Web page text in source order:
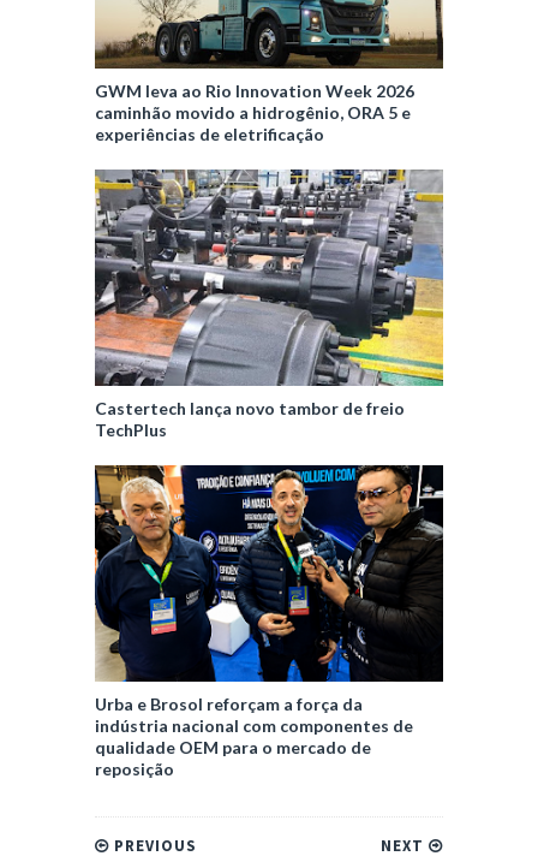
GWM leva ao Rio Innovation Week 2026
caminhão movido a hidrogênio, ORA 5 e
experiências de eletrificação
Castertech lança novo tambor de freio
TechPlus
Urba e Brosol reforçam a força da
indústria nacional com componentes de
qualidade OEM para o mercado de
reposição
NEXT
PREVIOUS